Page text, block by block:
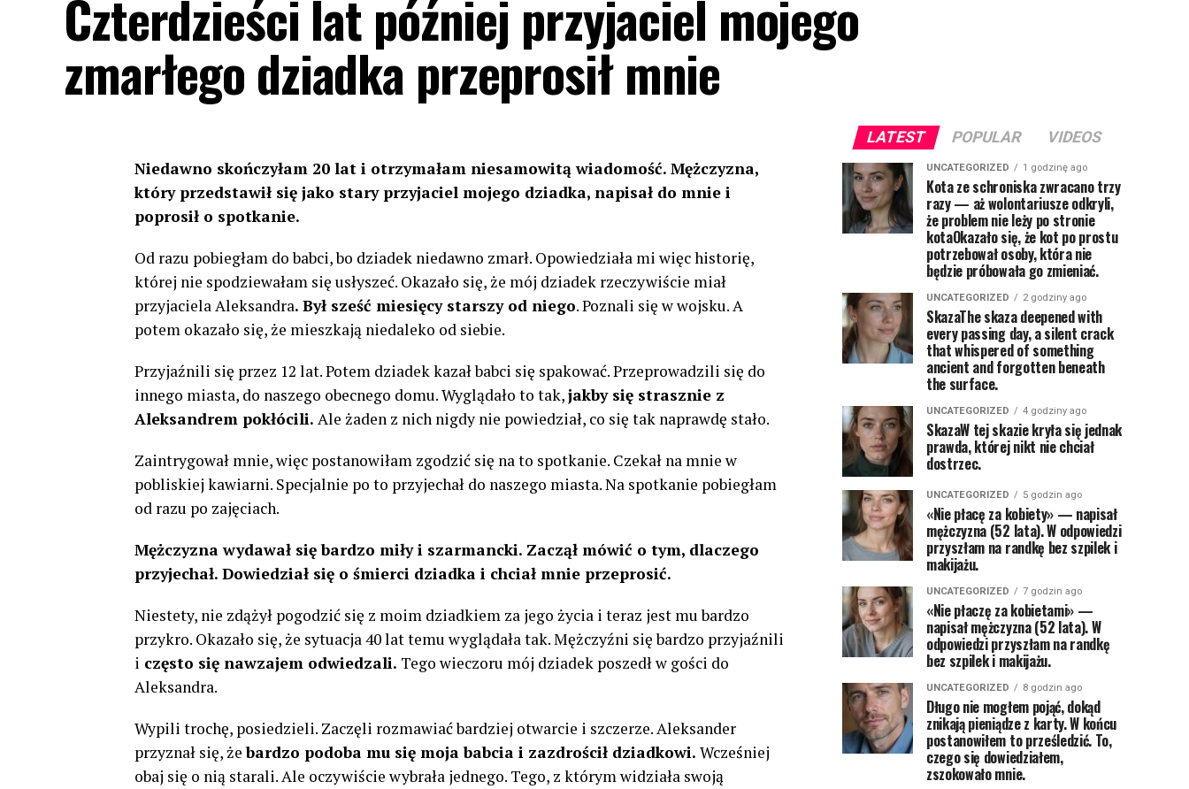
Czterdzieści lat później przyjaciel mojego
zmarłego dziadka przeprosił mnie
Niedawno skończyłam 20 lat i otrzymałam niesamowitą wiadomość. Mężczyzna,
który przedstawił się jako stary przyjaciel mojego dziadka, napisał do mnie i
poprosił o spotkanie.
Od razu pobiegłam do babci, bo dziadek niedawno zmarł. Opowiedziała mi więc historię,
której nie spodziewałam się usłyszeć. Okazało się, że mój dziadek rzeczywiście miał
przyjaciela Aleksandra. Był sześć miesięcy starszy od niego. Poznali się w wojsku. A
potem okazało się, że mieszkają niedaleko od siebie.
Przyjaźnili się przez 12 lat. Potem dziadek kazał babci się spakować. Przeprowadzili się do
innego miasta, do naszego obecnego domu. Wyglądało to tak,jakby się strasznie z
Aleksandrem pokłócili. Ale żaden z nich nigdy nie powiedział, co się tak naprawdę stało.
Zaintrygował mnie, więc postanowiłam zgodzić się na to spotkanie. Czekał na mnie w
pobliskiej kawiarni. Specjalnie po to przyjechał do naszego miasta. Na spotkanie pobiegłam
od razu po zajęciach.
Mężczyzna wydawał się bardzo miły i szarmancki. Zaczął mówić o tym, dlaczego
przyjechał. Dowiedział się o śmierci dziadka i chciał mnie przeprosić.
Niestety, nie zdążył pogodzić się z moim dziadkiem za jego życia i teraz jest mu bardzo
przykro. Okazało się, że sytuacja 40 lat temu wyglądała tak. Mężczyźni się bardzo przyjaźnili
i często się nawzajem odwiedzali. Tego wieczoru mój dziadek poszedł w gości do
Aleksandra.
Wypili trochę, posiedzieli. Zaczęli rozmawiać bardziej otwarcie i szczerze. Aleksander
przyznał się, żebardzo podoba mu się moja babcia i zazdrościł dziadkowi. Wcześniej
obaj się o nią starali. Ale oczywiście wybrała jednego. Tego, z którym widziała swoją
LATEST POPULAR VIDEOS
UNCATEGORIZED 1 godzinę ago
Kota ze schroniska zwracano trzy
razy — aż wolontariusze odkryli,
że problem nie leży po stronie
kotaOkazało się, że kot po prostu
potrzebował osoby, która nie
będzie próbowała go zmieniać.
UNCATEGORIZED 2 godziny ago
SkazaThe skaza deepened with
every passing day, a silent crack
that whispered of something
ancient and forgotten beneath
the surface.
UNCATEGORIZED 4 godziny ago
SkazaW tej skazie kryła się jednak
prawda, której nikt nie chciał
dostrzec.
UNCATEGORIZED 5 godzin ago
«Nie płacę za kobiety» — napisał
mężczyzna (52 lata). W odpowiedzi
przyszłam na randkę bez szpilek i
makijażu.
UNCATEGORIZED 7 godzin ago
«Nie płaczę za kobietami» —
napisał mężczyzna (52 lata). W
odpowiedzi przyszłam na randkę
bez szpilek i makijażu.
UNCATEGORIZED 8 godzin ago
Długo nie mogłem pojąć, dokąd
znikają pieniądze z karty. W końcu
postanowiłem to prześledzić. To,
czego się dowiedziałem,
zszokowało mnie.